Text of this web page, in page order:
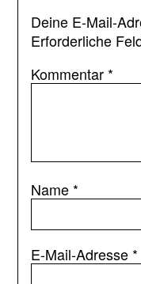
Deine E-Mail-
Erforderliche
Kommentar *
Name *
E-Mail-Adresse *